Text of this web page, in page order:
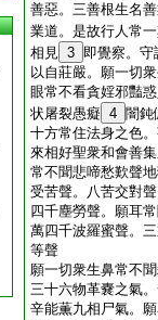
善惡。三善根生名
業道。是故行人常
相見 3 即覺察。
以自莊嚴。願一切
眼常不看貪婬邪豔
状屠裂愚癡 4 闇鈍
十方常住法身之色
來相好聖衆和會善
常不聞悲啼愁歎聲
受苦聲。八苦交對
四千塵勞聲。願耳
萬四千波羅蜜聲。
等聲
願一切衆生鼻常不
三十六物革嚢之氣
辛能薫九相尸氣。